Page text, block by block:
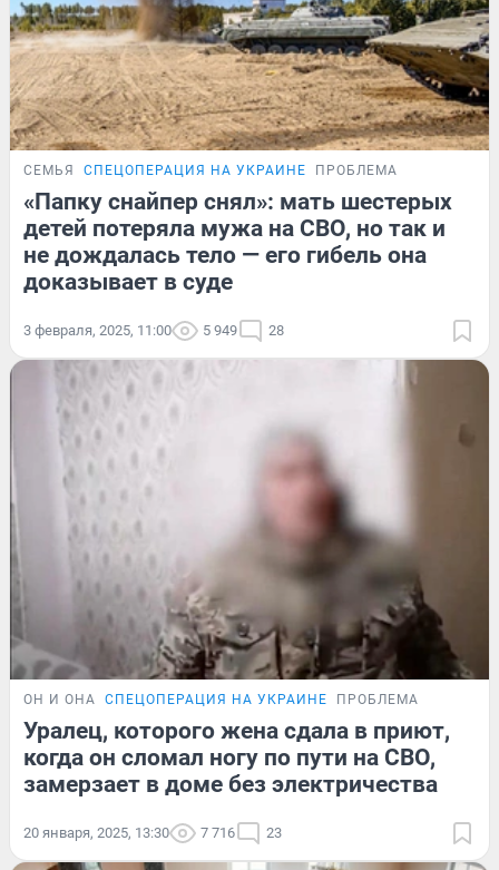
СЕМЬЯ СПЕЦОПЕРАЦИЯ НА УКРАИНЕ ПРОБЛЕМА
«Папку снайпер снял»: мать шестерых
детей потеряла мужа на СВО, но так и
не дождалась тело — его гибель она
доказывает в суде
3 февраля, 2025, 11:00 5 949 28
ОН И ОНА СПЕЦОПЕРАЦИЯ НА УКРАИНЕ ПРОБЛЕМА
Уралец, которого жена сдала в приют,
когда он сломал ногу по пути на СВО,
замерзает в доме без электричества
20 января, 2025, 13:30 7 716 23